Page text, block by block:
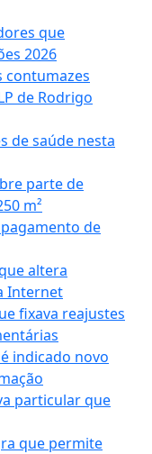
que
2026
contumazes
de Rodrigo
de saúde nesta
parte de
m²
de
altera
Internet
fixava reajustes
indicado novo
particular que
que permite